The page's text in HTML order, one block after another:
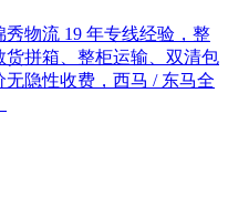
物流 19 年专线经验，整
拼箱、整柜运输、双清包
隐性收费，西马 / 东马全